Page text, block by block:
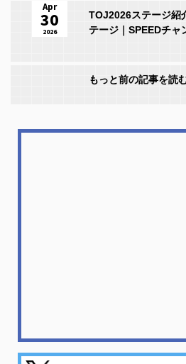
TOJ2026ステージ紹
テージ｜SPEEDチャ
Apr
30
2026
もっと前の記事を読